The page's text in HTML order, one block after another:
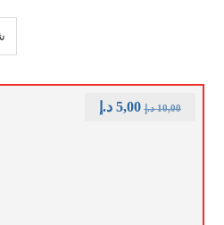
10,00 د.إ 5,00 د.إ